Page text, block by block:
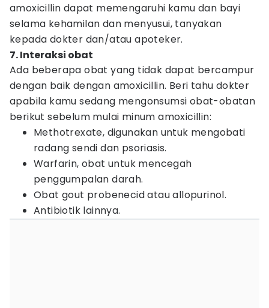
amoxicillin dapat memengaruhi kamu dan bayi
selama kehamilan dan menyusui, tanyakan
kepada dokter dan/atau apoteker.
7. Interaksi obat
Ada beberapa obat yang tidak dapat bercampur
dengan baik dengan amoxicillin. Beri tahu dokter
apabila kamu sedang mengonsumsi obat-obatan
berikut sebelum mulai minum amoxicillin:
Methotrexate, digunakan untuk mengobati
radang sendi dan psoriasis.
Warfarin, obat untuk mencegah
penggumpalan darah.
Obat gout probenecid atau allopurinol.
Antibiotik lainnya.